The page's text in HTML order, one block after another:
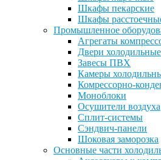
Шкафы пекарские
Шкафы
Промышленное
Агрегаты
Двери холодильные
Завесы ПВХ
Камеры
Комрессорно-
Моноблоки
Осушители воздуха
Сплит-системы
Сэндвич-панели
Шоковая заморозка
Основные части